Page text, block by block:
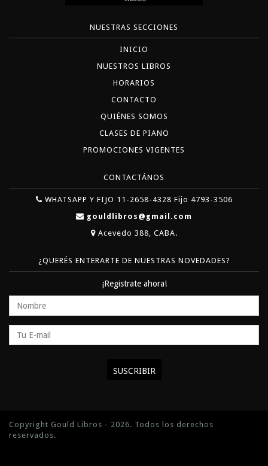
NUESTRAS SECCIONES
INICIO
NUESTROS LIBROS
HORARIOS
CONTACTO
QUIÉNES SOMOS
CLASES DE PIANO
PROMOCIONES VIGENTES
CONTACTÁNOS
WHATSAPP Y FIJO 11-2658-4328 Fijo 4793-3506
gouldlibros@gmail.com
Acevedo 388, CABA.
¿QUERÉS ENTERARTE DE NUESTRAS NOVEDADES?
¡Registrate ahora!
Copyright Gould Libros - 2026. Todos los derechos
reservados.